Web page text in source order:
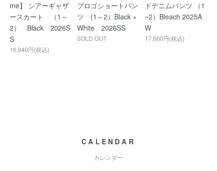
me】 シアーギャザ
ースカート （1～
2） Black 2026S
S
16,940円(税込)
プロゴショートパン
ツ (1～2）Black ×
White 2026SS
SOLD OUT
ドデニムパンツ （1
~2）Bleach 2025A
W
17,600円(税込)
CALENDAR
カレンダー